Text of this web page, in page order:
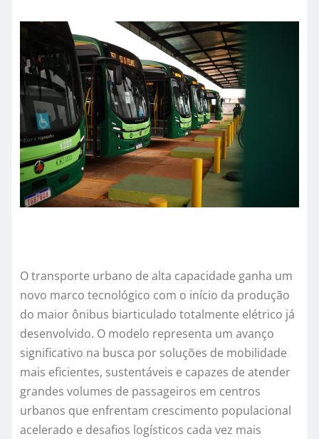
O transporte urbano de alta capacidade ganha um
novo marco tecnológico com o início da produção
do maior ônibus biarticulado totalmente elétrico já
desenvolvido. O modelo representa um avanço
significativo na busca por soluções de mobilidade
mais eficientes, sustentáveis e capazes de atender
grandes volumes de passageiros em centros
urbanos que enfrentam crescimento populacional
acelerado e desafios logísticos cada vez mais